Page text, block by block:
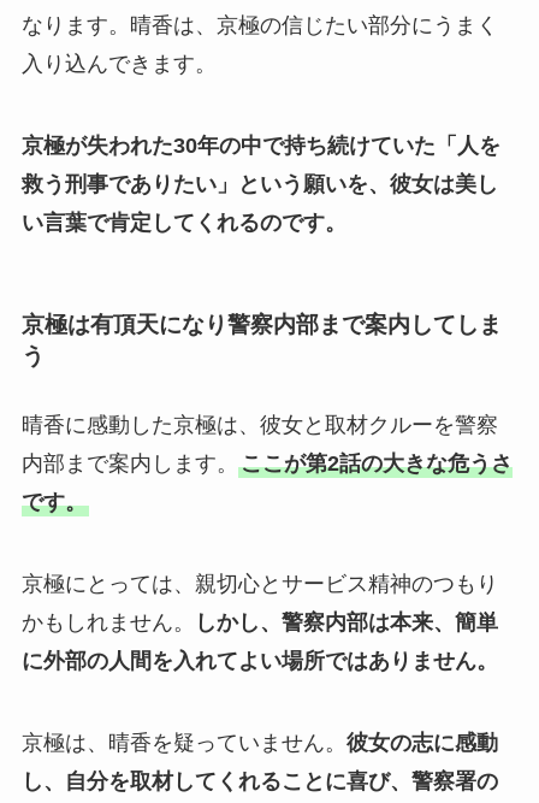
なります。晴香は、京極の信じたい部分にうまく
入り込んできます。
京極が失われた30年の中で持ち続けていた「人を
救う刑事でありたい」という願いを、彼女は美し
い言葉で肯定してくれるのです。
京極は有頂天になり警察内部まで案内してしま
う
晴香に感動した京極は、彼女と取材クルーを警察
内部まで案内します。 ここが第2話の大きな危うさ
です。
京極にとっては、親切心とサービス精神のつもり
かもしれません。
しかし、警察内部は本来、簡単
に外部の人間を入れてよい場所ではありません。
京極は、晴香を疑っていません。 彼女の志に感動
し、自分を取材してくれることに喜び、警察署の